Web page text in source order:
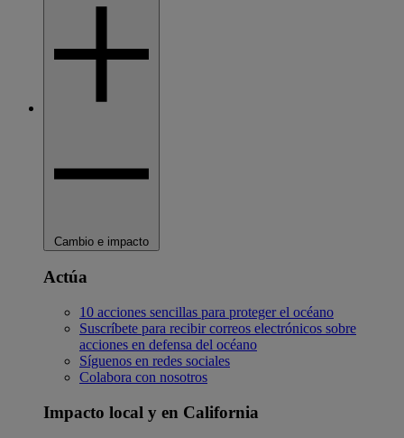
Cambio e impacto
Actúa
10 acciones sencillas para proteger el océano
Suscríbete para recibir correos electrónicos sobre
acciones en defensa del océano
Síguenos en redes sociales
Colabora con nosotros
Impacto local y en California